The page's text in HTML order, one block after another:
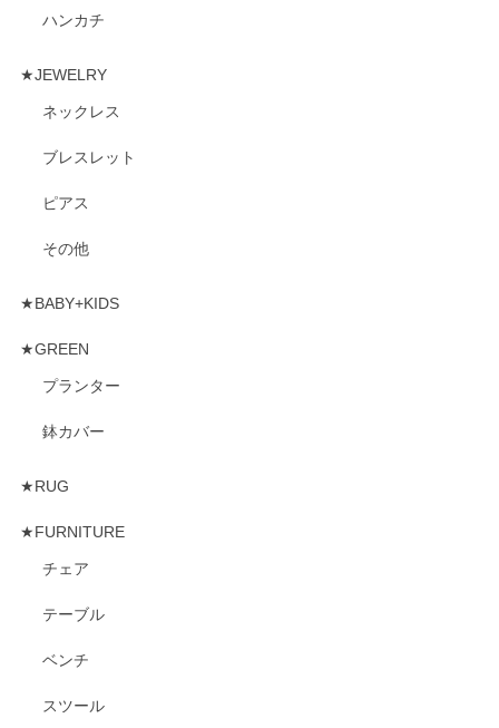
ハンカチ
★JEWELRY
ネックレス
ブレスレット
ピアス
その他
★BABY+KIDS
★GREEN
プランター
鉢カバー
★RUG
★FURNITURE
チェア
テーブル
ベンチ
スツール